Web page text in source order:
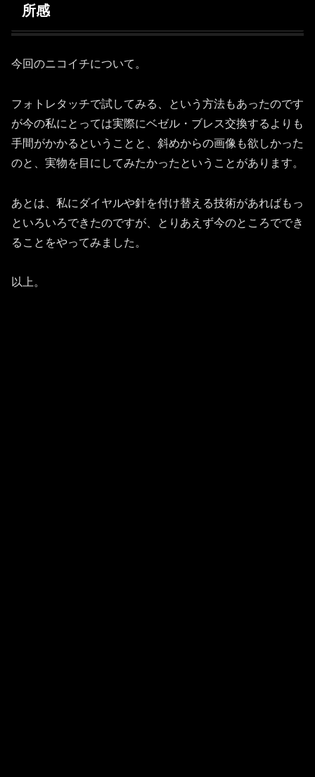
所感
今回のニコイチについて。
フォトレタッチで試してみる、という方法もあったのです
が今の私にとっては実際にベゼル・ブレス交換するよりも
手間がかかるということと、斜めからの画像も欲しかった
のと、実物を目にしてみたかったということがあります。
あとは、私にダイヤルや針を付け替える技術があればもっ
といろいろできたのですが、とりあえず今のところででき
ることをやってみました。
以上。